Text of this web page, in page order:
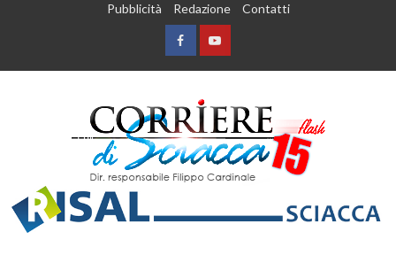
Pubblicità Redazione Contatti
FacebookYountube